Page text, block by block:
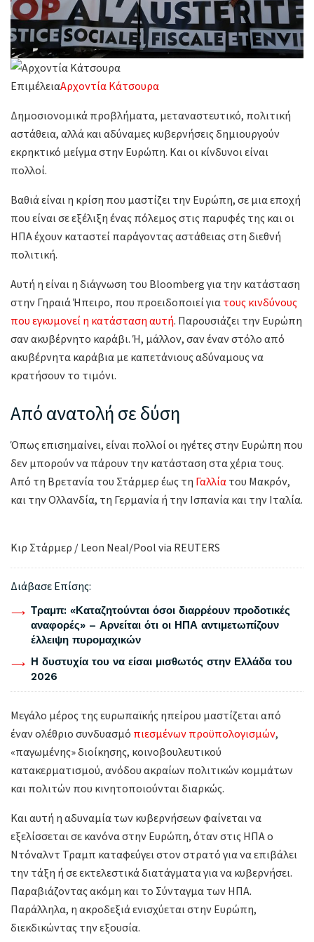
ΕπιμέλειαΑρχοντία Κάτσουρα
Δημοσιονομικά προβλήματα, μεταναστευτικό, πολιτική
αστάθεια, αλλά και αδύναμες κυβερνήσεις δημιουργούν
εκρηκτικό μείγμα στην Ευρώπη. Και οι κίνδυνοι είναι
πολλοί.
Βαθιά είναι η κρίση που μαστίζει την Ευρώπη, σε μια εποχή
που είναι σε εξέλιξη ένας πόλεμος στις παρυφές της και οι
ΗΠΑ έχουν καταστεί παράγοντας αστάθειας στη διεθνή
πολιτική.
Αυτή η είναι η διάγνωση του Bloomberg για την κατάσταση
στην Γηραιά Ήπειρο, που προειδοποιεί για τους κινδύνους
που εγκυμονεί η κατάσταση αυτή. Παρουσιάζει την Ευρώπη
σαν ακυβέρνητο καράβι. Ή, μάλλον, σαν έναν στόλο από
ακυβέρνητα καράβια με καπετάνιους αδύναμους να
κρατήσουν το τιμόνι.
Από ανατολή σε δύση
Όπως επισημαίνει, είναι πολλοί οι ηγέτες στην Ευρώπη που
δεν μπορούν να πάρουν την κατάσταση στα χέρια τους.
Από τη Βρετανία του Στάρμερ έως τη Γαλλία του Μακρόν,
και την Ολλανδία, τη Γερμανία ή την Ισπανία και την Ιταλία.
Κιρ Στάρμερ / Leon Neal/Pool via REUTERS
Διάβασε Επίσης:
Τραμπ: «Καταζητούνται όσοι διαρρέουν προδοτικές
αναφορές» – Αρνείται ότι οι ΗΠΑ αντιμετωπίζουν
έλλειψη πυρομαχικών
Η δυστυχία του να είσαι μισθωτός στην Ελλάδα του
2026
Μεγάλο μέρος της ευρωπαϊκής ηπείρου μαστίζεται από
έναν ολέθριο συνδυασμό πιεσμένων προϋπολογισμών,
«παγωμένης» διοίκησης, κοινοβουλευτικού
κατακερματισμού, ανόδου ακραίων πολιτικών κομμάτων
και πολιτών που κινητοποιούνται διαρκώς.
Και αυτή η αδυναμία των κυβερνήσεων φαίνεται να
εξελίσσεται σε κανόνα στην Ευρώπη, όταν στις ΗΠΑ ο
Ντόναλντ Τραμπ καταφεύγει στον στρατό για να επιβάλει
την τάξη ή σε εκτελεστικά διατάγματα για να κυβερνήσει.
Παραβιάζοντας ακόμη και το Σύνταγμα των ΗΠΑ.
Παράλληλα, η ακροδεξιά ενισχύεται στην Ευρώπη,
διεκδικώντας την εξουσία.